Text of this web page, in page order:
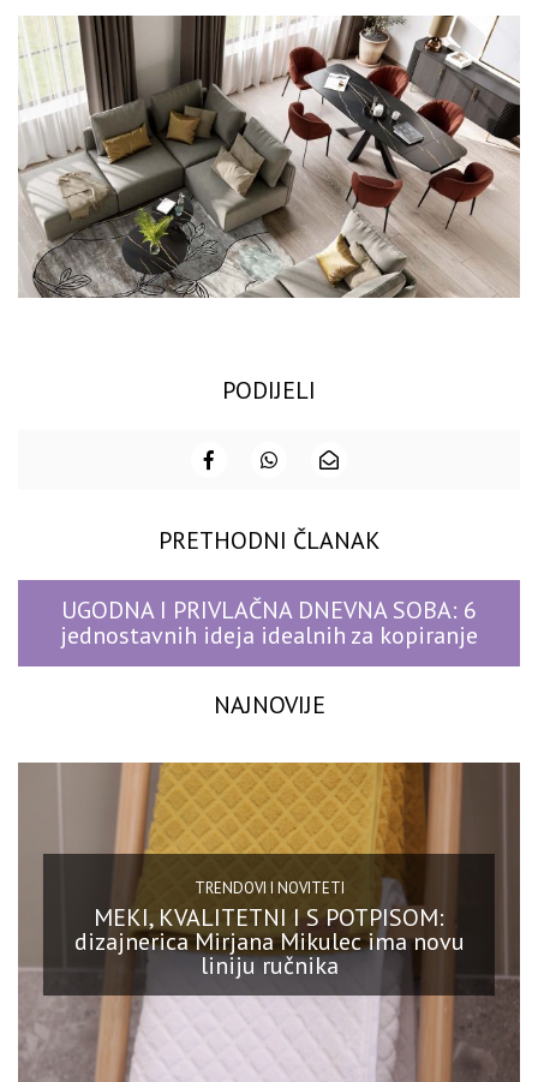
PODIJELI
PRETHODNI ČLANAK
UGODNA I PRIVLAČNA DNEVNA SOBA: 6
jednostavnih ideja idealnih za kopiranje
NAJNOVIJE
TRENDOVI I NOVITETI
MEKI, KVALITETNI I S POTPISOM:
dizajnerica Mirjana Mikulec ima novu
liniju ručnika